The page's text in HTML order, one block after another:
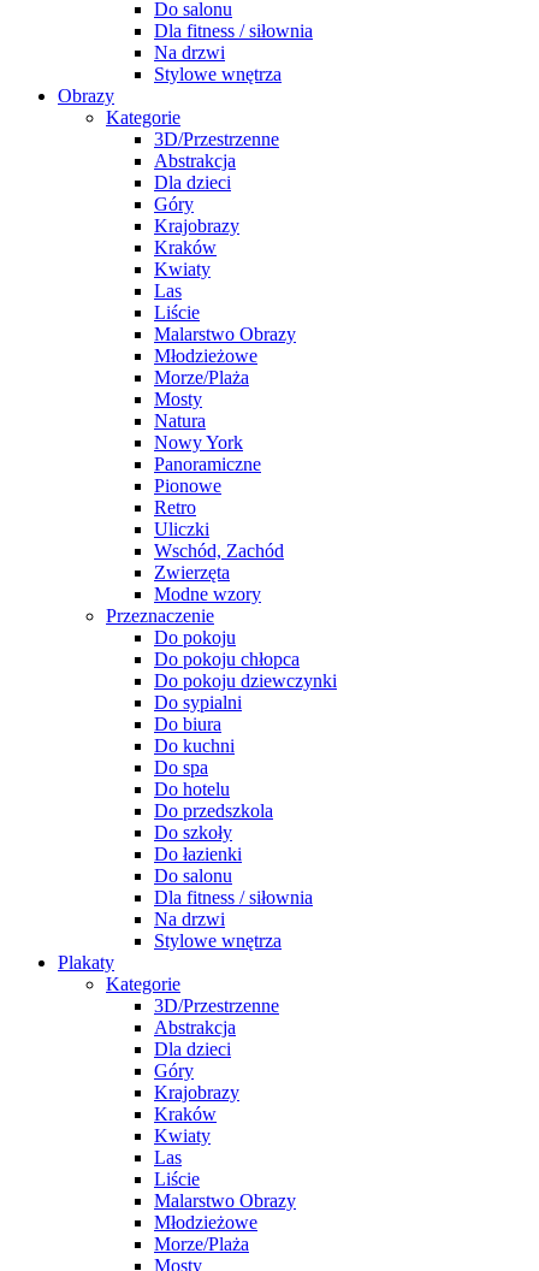
Do salonu
Dla fitness / siłownia
Na drzwi
Stylowe wnętrza
Obrazy
Kategorie
3D/Przestrzenne
Abstrakcja
Dla dzieci
Góry
Krajobrazy
Kraków
Kwiaty
Las
Liście
Malarstwo Obrazy
Młodzieżowe
Morze/Plaża
Mosty
Natura
Nowy York
Panoramiczne
Pionowe
Retro
Uliczki
Wschód, Zachód
Zwierzęta
Modne wzory
Przeznaczenie
Do pokoju
Do pokoju chłopca
Do pokoju dziewczynki
Do sypialni
Do biura
Do kuchni
Do spa
Do hotelu
Do przedszkola
Do szkoły
Do łazienki
Do salonu
Dla fitness / siłownia
Na drzwi
Stylowe wnętrza
Plakaty
Kategorie
3D/Przestrzenne
Abstrakcja
Dla dzieci
Góry
Krajobrazy
Kraków
Kwiaty
Las
Liście
Malarstwo Obrazy
Młodzieżowe
Morze/Plaża
Mosty